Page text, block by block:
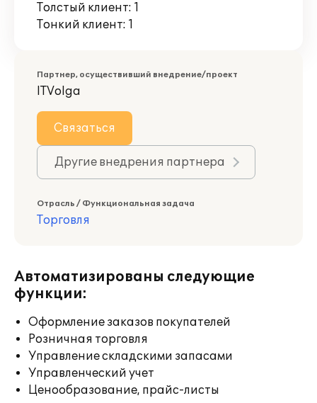
Толстый клиент: 1
Тонкий клиент: 1
Партнер, осуществивший внедрение/проект
ITVolga
Связаться
Другие внедрения партнера
Отрасль / Функциональная задача
Торговля
Автоматизированы следующие
функции:
Оформление заказов покупателей
Розничная торговля
Управление складскими запасами
Управленческий учет
Ценообразование, прайс-листы